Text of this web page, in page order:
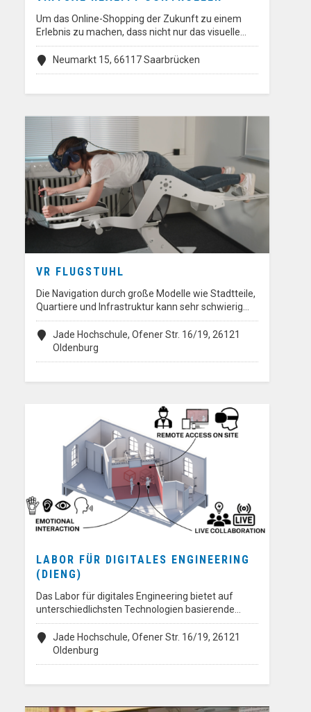
Um das Online-Shopping der Zukunft zu einem
Erlebnis zu machen, dass nicht nur das visuelle…
Neumarkt 15, 66117 Saarbrücken
VR FLUGSTUHL
Die Navigation durch große Modelle wie Stadtteile,
Quartiere und Infrastruktur kann sehr schwierig…
Jade Hochschule, Ofener Str. 16/19, 26121
Oldenburg
LABOR FÜR DIGITALES ENGINEERING
(DIENG)
Das Labor für digitales Engineering bietet auf
unterschiedlichsten Technologien basierende…
Jade Hochschule, Ofener Str. 16/19, 26121
Oldenburg